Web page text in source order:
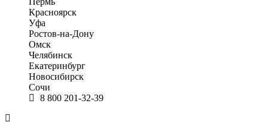
Красноярск
Уфа
Ростов-на-Дону
Омск
Челябинск
Екатеринбург
Новосибирск
Сочи
8 800 201-32-39